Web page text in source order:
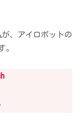
、アイロボットの
。